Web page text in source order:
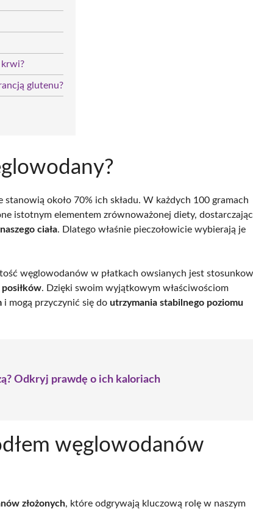
krwi?
glutenu?
około 70% ich składu. W każdych 100 gramach
istotnym elementem zrównoważonej diety, dostarczając
ciała. Dlatego właśnie pieczołowicie wybierają je
węglowodanów w płatkach owsianych jest
. Dzięki swoim wyjątkowym właściwościom
i mogą przyczynić się do utrzymania stabilnego poziomu
Odkryj prawdę o ich kaloriach
węglowodanów
złożonych, które odgrywają kluczową rolę w naszym